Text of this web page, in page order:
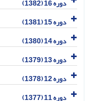
دوره 16 (1382)
دوره 15 (1381)
دوره 14 (1380)
دوره 13 (1379)
دوره 12 (1378)
دوره 11 (1377)